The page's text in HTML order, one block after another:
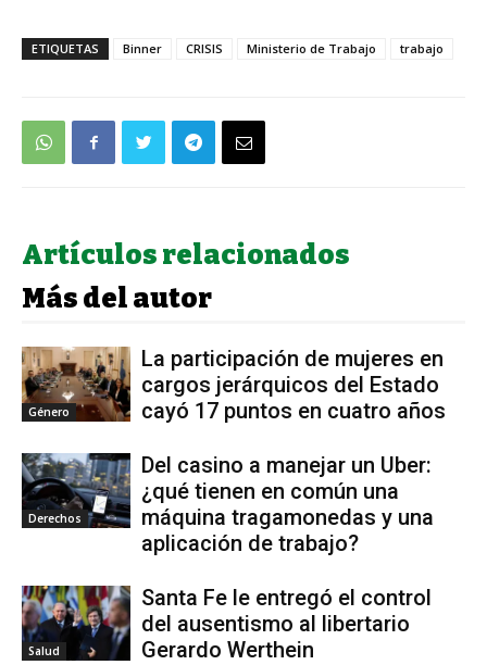
ETIQUETAS Binner CRISIS Ministerio de Trabajo trabajo
Artículos relacionados
Más del autor
Género
La participación de mujeres en
cargos jerárquicos del Estado
cayó 17 puntos en cuatro años
Derechos
Del casino a manejar un Uber:
¿qué tienen en común una
máquina tragamonedas y una
aplicación de trabajo?
Salud
Santa Fe le entregó el control
del ausentismo al libertario
Gerardo Werthein